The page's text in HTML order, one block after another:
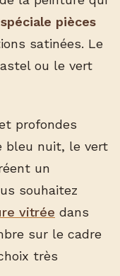
spéciale pièces
satinées. Le
ou le vert
profondes
bleu nuit, le vert
un
souhaitez
vitrée dans
sur le cadre
très